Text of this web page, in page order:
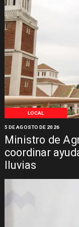
LOCAL
Ministro de
coordinar
lluvias
5 DE AGOSTO DE 2026